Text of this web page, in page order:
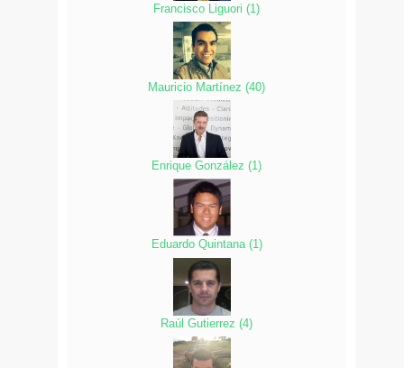
Francisco Liguori (1 )
Mauricio Martínez (40)
Enrique González (1)
Eduardo Quintana (1)
Raúl Gutierrez (4)